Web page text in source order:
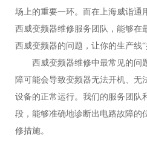
场上的重要一环。而在上海威诣通
西威变频器维修服务团队，能够在
西威变频器的问题，让你的生产线“
西威变频器维修中最常见的问
障可能会导致变频器无法开机、无
设备的正常运行。我们的服务团队
段，能够准确地诊断出电路故障的
修措施。